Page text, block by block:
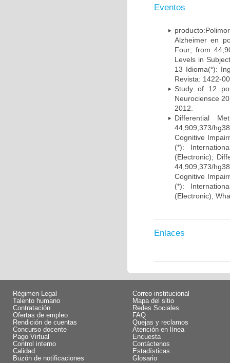
Eventos
Alzheimer en
Four; from
Levels in
13 Idioma(*):
Revista: 1422-
Study of 12
Neurociensce
2012.
Differential
44,909,373/
Cognitive
(*):
(Electronic);
44,909,373/
Cognitive
(*):
(Electronic),
Enlaces
Régimen Legal
Talento humano
Contratación
Ofertas de empleo
Rendición de cuentas
Concurso docente
Pago Virtual
Control interno
Calidad
Buzón de notificaciones
Correo institucional
Mapa del sitio
Redes Sociales
FAQ
Quejas y reclamos
Atención en línea
Encuesta
Contáctenos
Estadísticas
Glosario